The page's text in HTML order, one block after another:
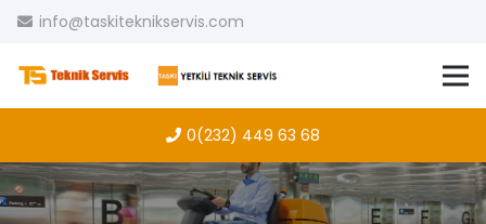
info@taskiteknikservis.com
0(232) 449 63 68